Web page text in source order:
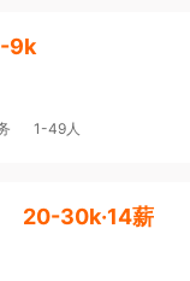
9k
1-49人
20-30k·14薪